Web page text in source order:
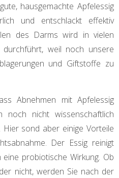
hausgemachte Apfelessig
und entschlackt effektiv
des Darms wird in vielen
weil noch unsere
und Giftstoffe zu
Abnehmen mit Apfelessig
nicht wissenschaftlich
sond aber einige Vorteile
Der Essig reinigt
probiotische Wirkung. Ob
nicht, werden Sie nach der